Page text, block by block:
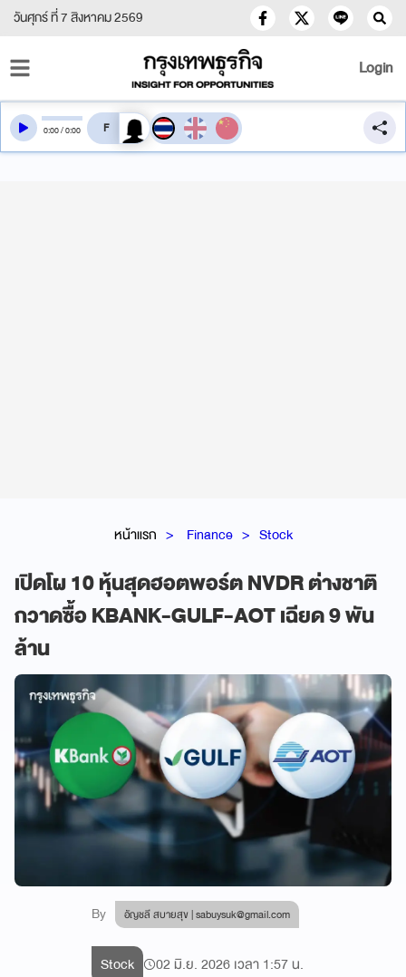
วันศุกร์ ที่ 7 สิงหาคม 2569
Login
หน้าแรก Finance Stock
เปิดโผ 10 หุ้นสุดฮอตพอร์ต NVDR ต่างชาติ
กวาดซื้อ KBANK-GULF-AOT เฉียด 9 พัน
ล้าน
By อัญชลี สบายสุข |sabuysuk@gmail.com
0:00/0:00 สลับเสียงอ่าน
Stock 02 มิ.ย. 2026 เวลา 1:57 น.